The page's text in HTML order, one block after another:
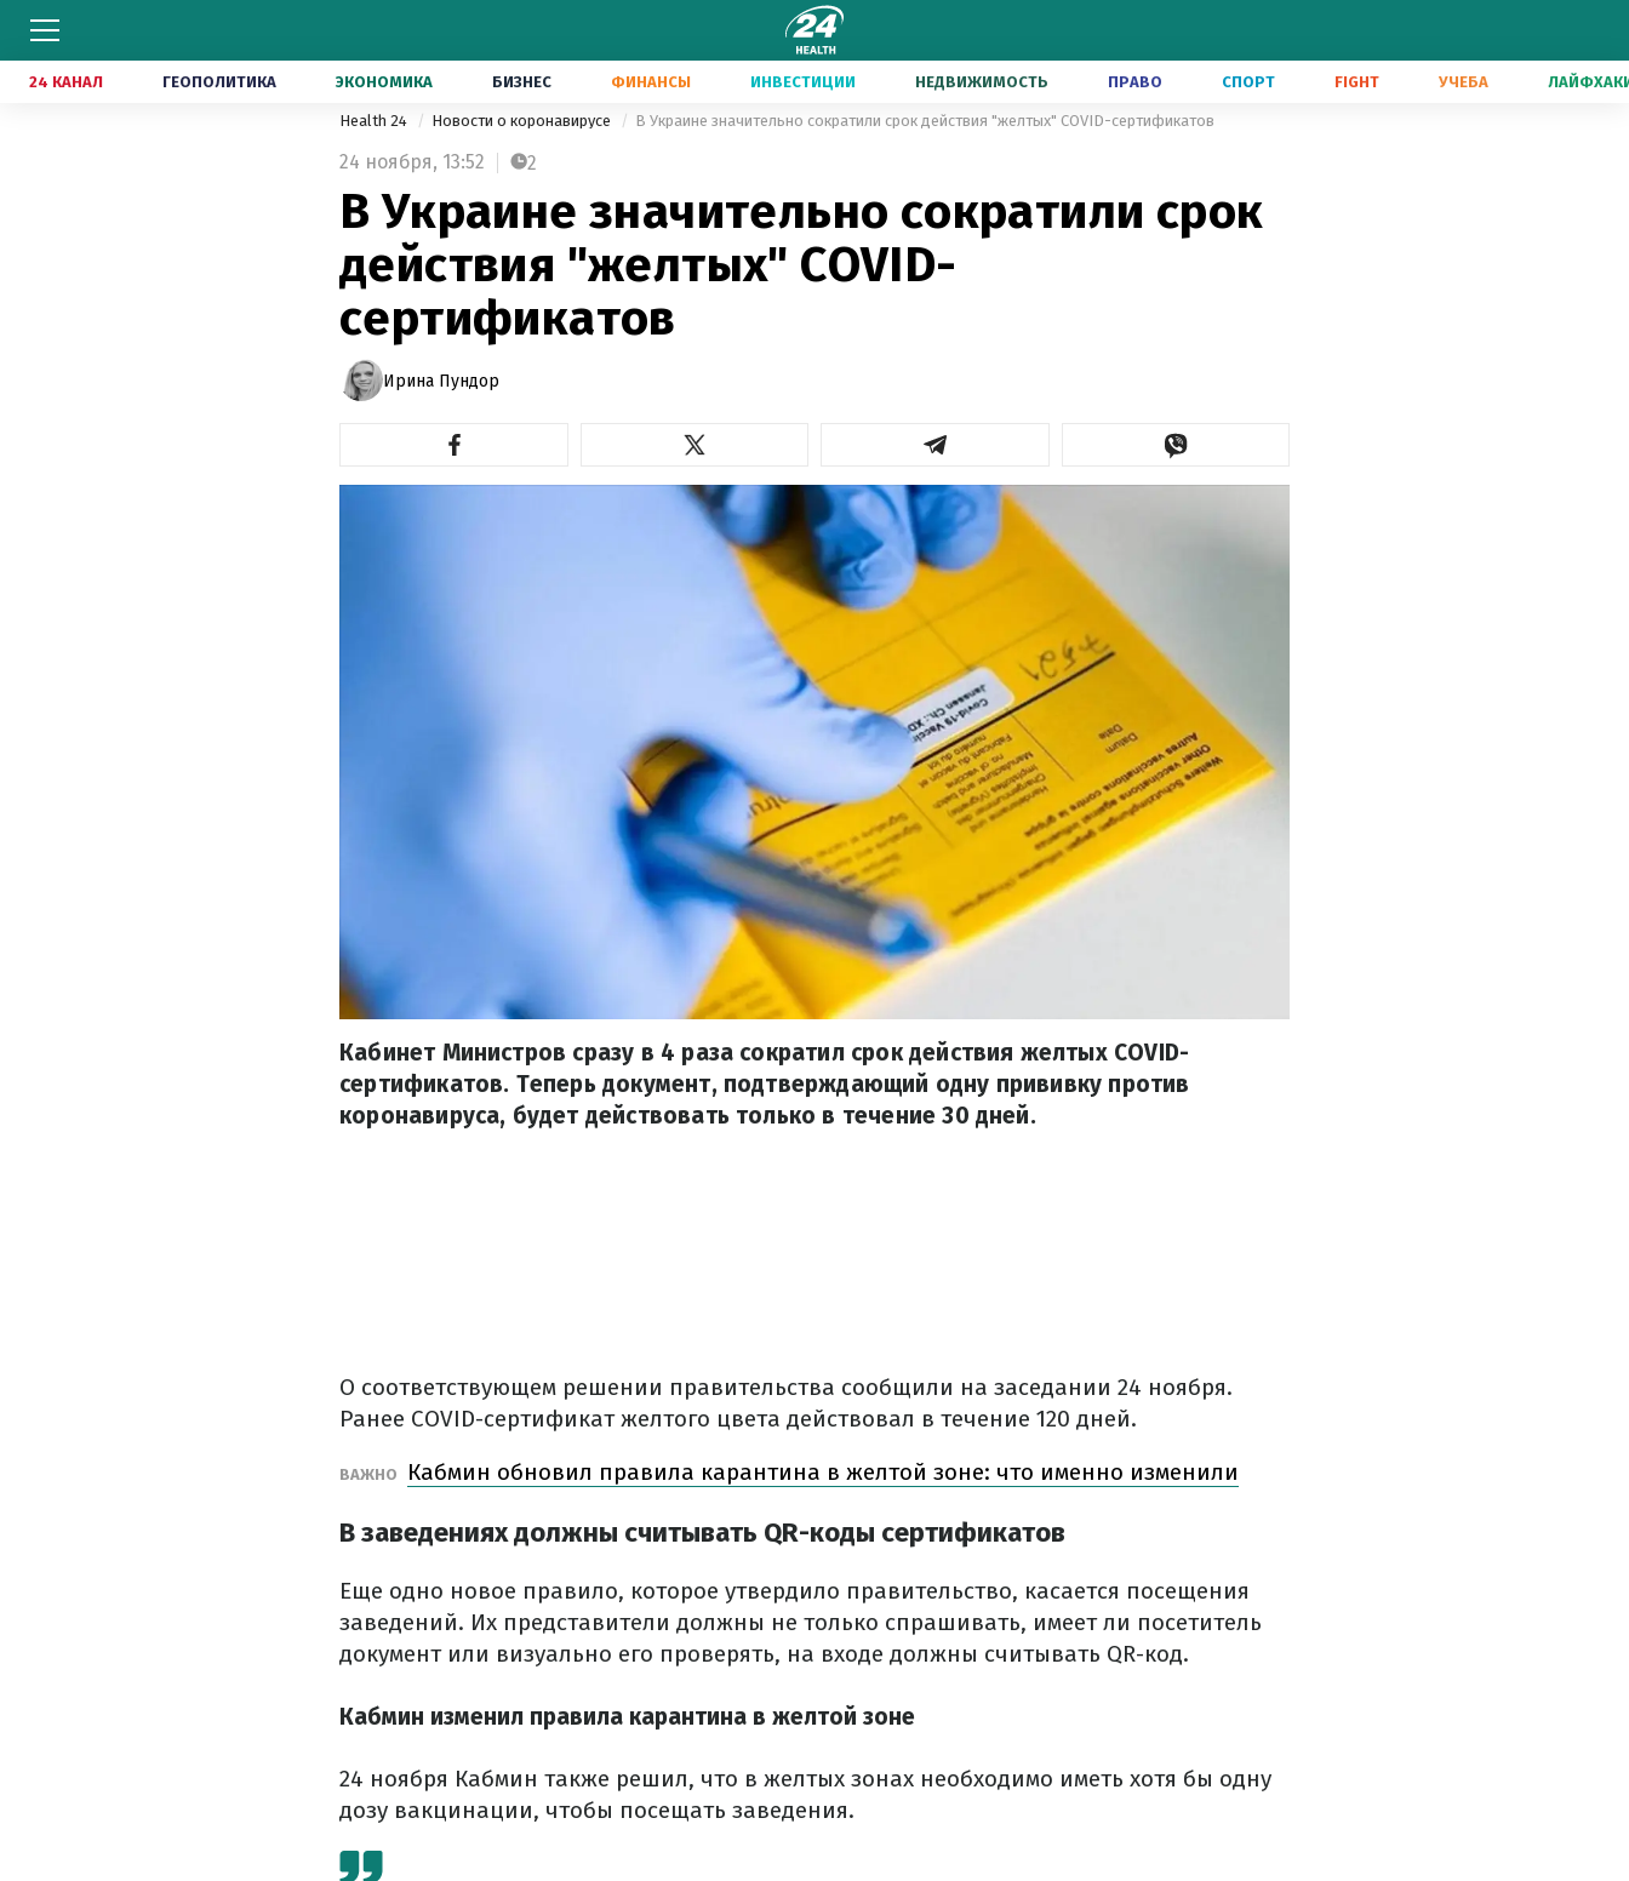
24 КАНАЛ ГЕОПОЛИТИКА ЭКОНОМИКА БИЗНЕС ФИНАНСЫ ИНВЕСТИЦИИ НЕДВИЖИМОСТЬ ПРАВО СПОРТ FIGHT УЧЕБА
Health 24 Новости о коронавирусе В Украине значительно сократили срок действия "желтых" COVID-сертификатов
24 ноября, 13:52 2
В Украине значительно сократили срок
действия "желтых" COVID-
сертификатов
Ирина Пундор
Кабинет Министров сразу в 4 раза сократил срок действия желтых COVID-
сертификатов. Теперь документ, подтверждающий одну прививку против
коронавируса, будет действовать только в течение 30 дней.
О соответствующем решении правительства сообщили на заседании 24 ноября.
Ранее COVID-сертификат желтого цвета действовал в течение 120 дней.
ВАЖНО Кабмин обновил правила карантина в желтой зоне: что именно изменили
В заведениях должны считывать QR-коды сертификатов
Еще одно новое правило, которое утвердило правительство, касается посещения
заведений. Их представители должны не только спрашивать, имеет ли посетитель
документ или визуально его проверять, на входе должны считывать QR-код.
Кабмин изменил правила карантина в желтой зоне
24 ноября Кабмин также решил, что в желтых зонах необходимо иметь хотя бы одну
дозу вакцинации, чтобы посещать заведения.